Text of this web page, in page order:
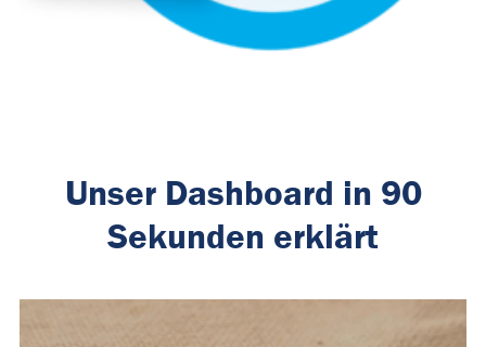
Unser Dashboard in 90
Sekunden erklärt